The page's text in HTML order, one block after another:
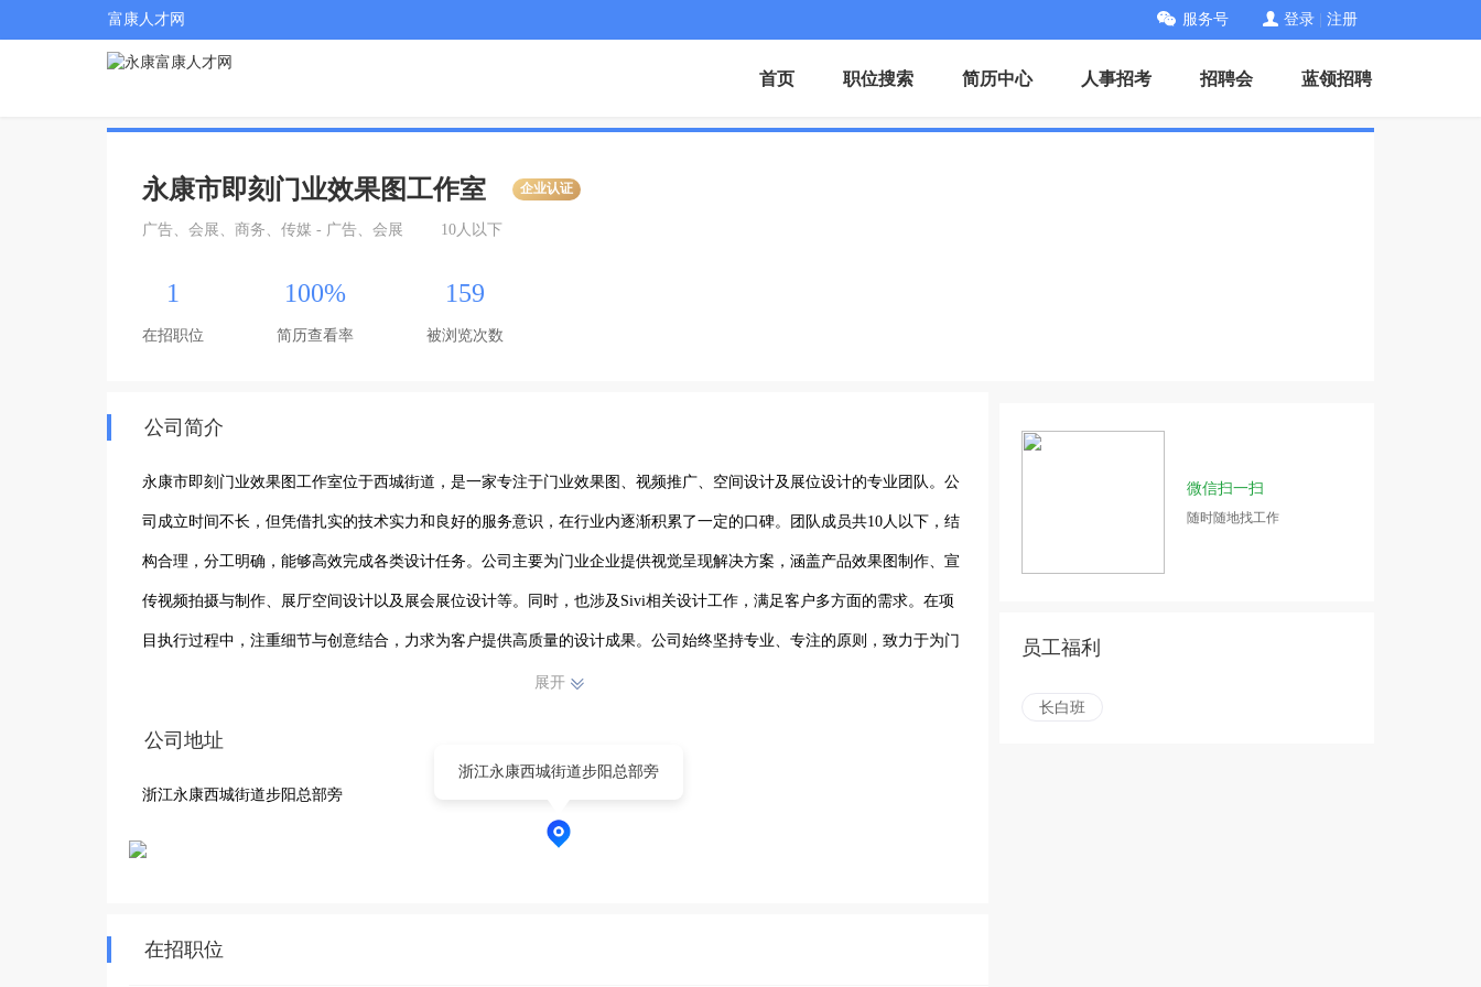
富康人才网 服务号 登录 注册
首页 职位搜索 简历中心 人事招考 招聘会 蓝领招聘
永康市即刻门业效果图工作室 企业认证
广告、会展、商务、传媒 - 广告、会展 10人以下
1
在招职位
100%
简历查看率
159
被浏览次数
公司简介
永康市即刻门业效果图工作室位于西城街道，是一家专注于门业效果图、视频推广、空间设计及展位设计的专业团队。公
司成立时间不长，但凭借扎实的技术实力和良好的服务意识，在行业内逐渐积累了一定的口碑。团队成员共10人以下，结
构合理，分工明确，能够高效完成各类设计任务。公司主要为门业企业提供视觉呈现解决方案，涵盖产品效果图制作、宣
传视频拍摄与制作、展厅空间设计以及展会展位设计等。同时，也涉及Sivi相关设计工作，满足客户多方面的需求。在项
目执行过程中，注重细节与创意结合，力求为客户提供高质量的设计成果。公司始终坚持专业、专注的原则，致力于为门
业行业提供优质的视觉服务，助力企业提升品牌形象与市场竞争力。
展开
公司地址
浙江永康西城街道步阳总部旁
浙江永康西城街道步阳总部旁
在招职位
微信扫一扫
随时随地找工作
员工福利
长白班